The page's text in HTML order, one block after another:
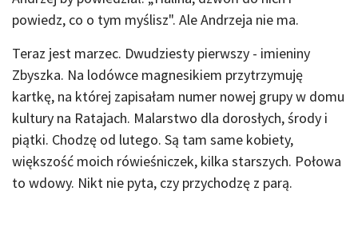
powiedz, co o tym myślisz". Ale Andrzeja nie ma.
Teraz jest marzec. Dwudziesty pierwszy - imieniny
Zbyszka. Na lodówce magnesikiem przytrzymuję
kartkę, na której zapisałam numer nowej grupy w domu
kultury na Ratajach. Malarstwo dla dorosłych, środy i
piątki. Chodzę od lutego. Są tam same kobiety,
większość moich rówieśniczek, kilka starszych. Połowa
to wdowy. Nikt nie pyta, czy przychodzę z parą.